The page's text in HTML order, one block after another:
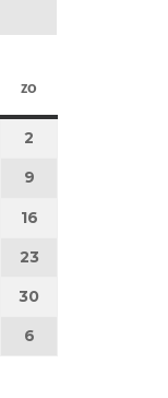
zo
2026
2
2026 2026
9
2026
augustus 2026
16
2026
augustus 2026
23
2026
augustus 2026
30
2026 2026
6